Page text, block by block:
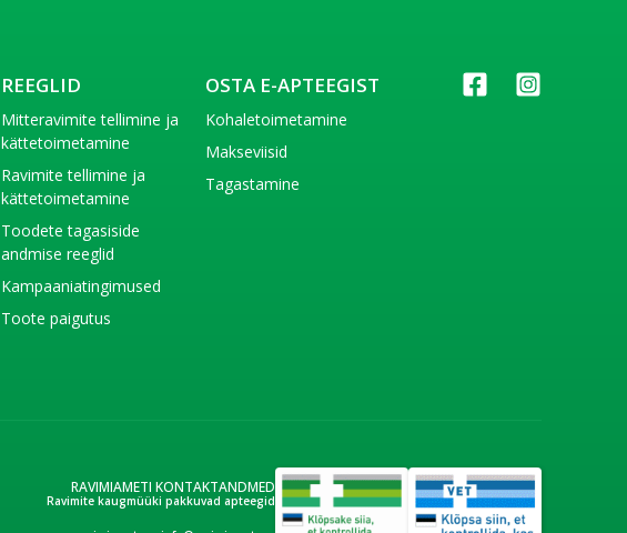
REEGLID
Mitteravimite tellimine ja
kättetoimetamine
Ravimite tellimine ja
kättetoimetamine
Toodete tagasiside
andmise reeglid
Kampaaniatingimused
Toote paigutus
OSTA E-APTEEGIST
Kohaletoimetamine
Makseviisid
Tagastamine
RAVIMIAMETI KONTAKTANDMED
Ravimite kaugmüüki pakkuvad apteegid